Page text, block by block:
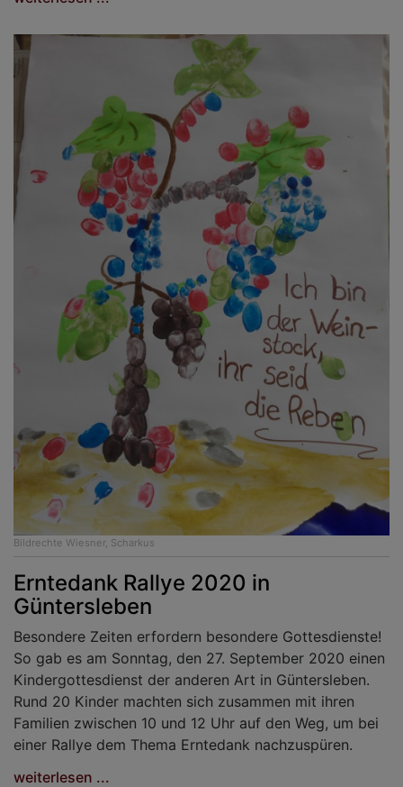
Bildrechte Wiesner, Scharkus
Erntedank Rallye 2020 in
Güntersleben
Besondere Zeiten erfordern besondere Gottesdienste!
So gab es am Sonntag, den 27. September 2020 einen
Kindergottesdienst der anderen Art in Güntersleben.
Rund 20 Kinder machten sich zusammen mit ihren
Familien zwischen 10 und 12 Uhr auf den Weg, um bei
einer Rallye dem Thema Erntedank nachzuspüren.
weiterlesen ...